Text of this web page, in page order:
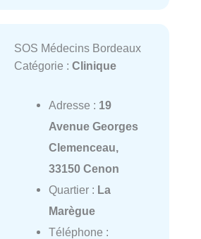
SOS Médecins Bordeaux
Catégorie : Clinique
Adresse : 19
Avenue Georges
Clemenceau,
33150 Cenon
Quartier : La
Marègue
Téléphone :